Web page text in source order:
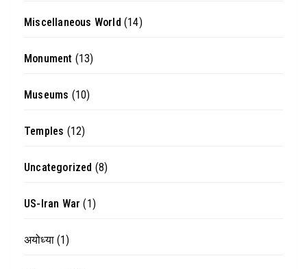
Miscellaneous World (14)
Monument (13)
Museums (10)
Temples (12)
Uncategorized (8)
US-Iran War (1)
अयोध्या(1)